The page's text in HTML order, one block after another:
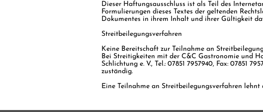
Dieser Haftungsausschluss ist als Teil des
Formulierungen dieses Textes der geltenden
Dokumentes in ihrem Inhalt und ihrer Gültigkeit
Streitbeilegungsverfahren
Keine Bereitschaft zur Teilnahme an
Bei Streitigkeiten mit der C&C Gastronomie und
Schlichtung e. V., Tel.: 07851 7957940, Fax: 07851
zuständig.
Eine Teilnahme an Streitbeilegungsverfahren